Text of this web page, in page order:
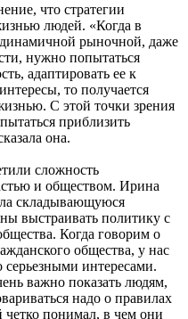
что стратегии
людей. «Когда в
рыночной, даже
нужно попытаться
адаптировать ее к
то получается
С этой точки зрения
приблизить
она.
сложность
и обществом. Ирина
складывающуюся
выстраивать политику с
Когда говорим о
общества, у нас
серьезными интересами.
важно показать людям,
надо о правилах
понимал, в чем они